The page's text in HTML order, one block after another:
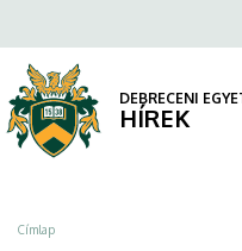
toboroz
az
Egészségügyi
Kar
a
tartalomra
DEBRECENI
HÍREK
Morzsa
Címlap